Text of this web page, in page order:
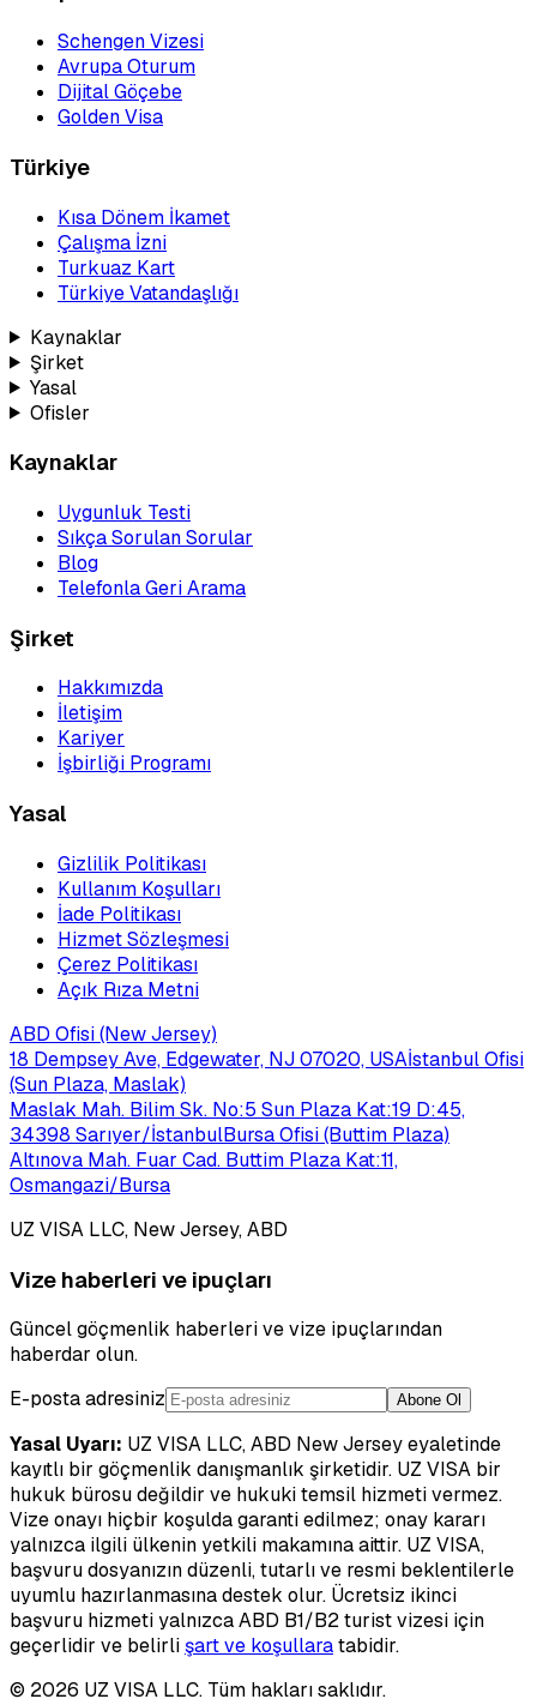
Schengen Vizesi
Avrupa Oturum
Dijital Göçebe
Golden Visa
Türkiye
Kısa Dönem İkamet
Çalışma İzni
Turkuaz Kart
Türkiye Vatandaşlığı
Kaynaklar
Şirket
Yasal
Ofisler
Kaynaklar
Uygunluk Testi
Sıkça Sorulan Sorular
Blog
Telefonla Geri Arama
Şirket
Hakkımızda
İletişim
Kariyer
İşbirliği Programı
Yasal
Gizlilik Politikası
Kullanım Koşulları
İade Politikası
Hizmet Sözleşmesi
Çerez Politikası
Açık Rıza Metni
ABD Ofisi (New Jersey)
18 Dempsey Ave, Edgewater, NJ 07020, USAİstanbul Ofisi
(Sun Plaza, Maslak)
Maslak Mah. Bilim Sk. No:5 Sun Plaza Kat:19 D:45,
34398 Sarıyer/İstanbulBursa Ofisi (Buttim Plaza)
Altınova Mah. Fuar Cad. Buttim Plaza Kat:11,
Osmangazi/Bursa
UZ VISA LLC, New Jersey, ABD
Vize haberleri ve ipuçları
Güncel göçmenlik haberleri ve vize ipuçlarından
haberdar olun.
E-posta adresiniz
Abone Ol
Yasal Uyarı: UZ VISA LLC, ABD New Jersey eyaletinde
kayıtlı bir göçmenlik danışmanlık şirketidir. UZ VISA bir
hukuk bürosu değildir ve hukuki temsil hizmeti vermez.
Vize onayı hiçbir koşulda garanti edilmez; onay kararı
yalnızca ilgili ülkenin yetkili makamına aittir. UZ VISA,
başvuru dosyanızın düzenli, tutarlı ve resmi beklentilerle
uyumlu hazırlanmasına destek olur. Ücretsiz ikinci
başvuru hizmeti yalnızca ABD B1/B2 turist vizesi için
geçerlidir ve belirlişart ve koşullaratabidir.
© 2026 UZ VISA LLC. Tüm hakları saklıdır.